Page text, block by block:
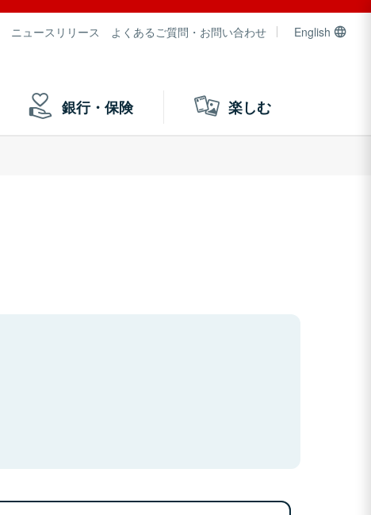
ニュースリリース よくあるご質問・お問い合わせ English
銀行・保険 楽しむ